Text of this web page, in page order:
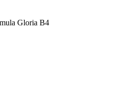
Gloria B4